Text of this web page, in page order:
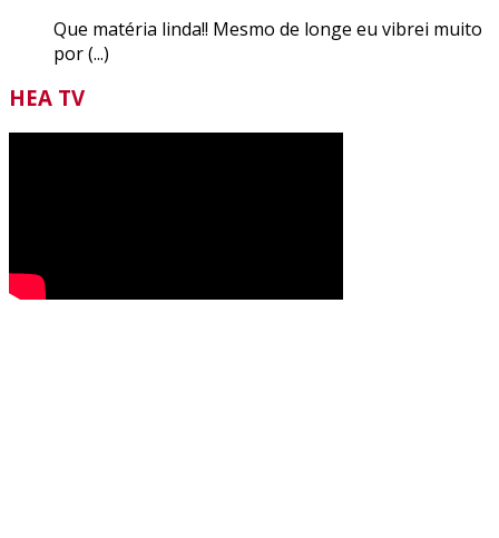
Que matéria linda!! Mesmo de longe eu vibrei muito
por (...)
HEA TV